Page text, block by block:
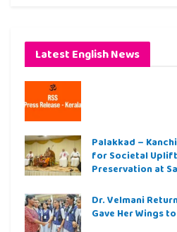
Latest English News
Palakkad –
for Societal
Preservation at
Dr. Velmani
Gave Her Wings